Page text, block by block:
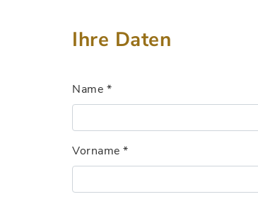
Ihre Daten
Name *
Vorname *